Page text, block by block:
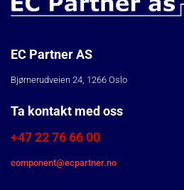
EC Partner AS
Bjørnerudveien 24, 1266 Oslo
Ta kontakt med oss
+47 22 76 66 00
component@ecpartner.no